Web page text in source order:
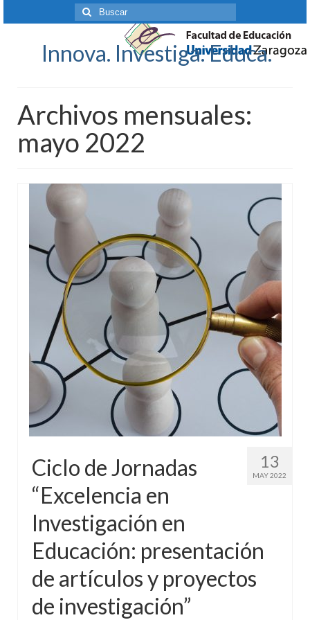
Buscar
por:
Innova. Investiga. Educa.
Archivos mensuales:
mayo 2022
13
MAY 2022
Ciclo de Jornadas
“Excelencia en
Investigación en
Educación: presentación
de artículos y proyectos
de investigación”